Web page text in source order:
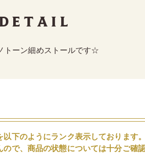
トーン細めストールです☆
以下のようにランク表示しております
で、商品の状態については十分ご確